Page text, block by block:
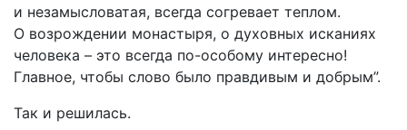
и незамысловатая, всегда согревает теплом.
О возрождении монастыря, о духовных исканиях
человека – это всегда по-особому интересно!
Главное, чтобы слово было правдивым и добрым”.
Так и решилась.